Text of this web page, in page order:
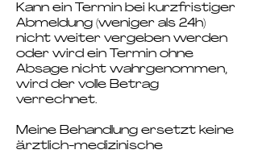
Kann ein Termin bei kurzfristiger
Abmeldung (weniger als 24h)
nicht weiter vergeben werden
oder wird ein Termin ohne
Absage nicht wahrgenommen,
wird der volle Betrag
verrechnet.
Meine Behandlung ersetzt keine
ärztlich-medizinische